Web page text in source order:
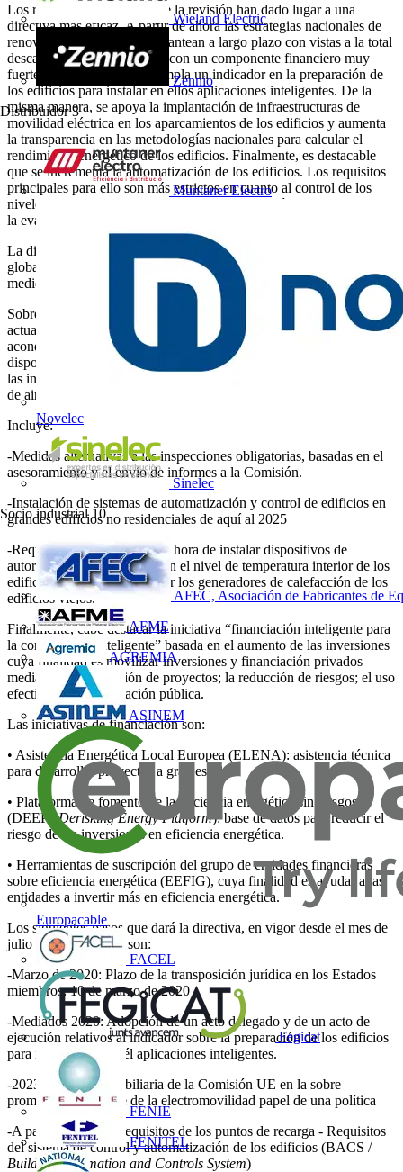
Wieland Electric
Zennio
Distribuidor 3
Muntaner Electro
Novelec
Sinelec
Socio industrial 10
AFEC, Asociación de Fabricantes de
AFME
AGREMIA
ASINEM
Europacable
FACEL
Fegicat
FENIE
FENITEL
Los resultados principales de la revisión han dado lugar a una
directiva más eficaz. A partir de ahora las estrategias nacionales de
renovación de edificios se plantean a largo plazo con vistas a la total
descarbonización en 2050 y con un componente financiero muy
fuerte. Igualmente, se contempla un indicador en la preparación de
los edificios para instalar en ellos aplicaciones inteligentes. De la
misma manera, se apoya la implantación de infraestructuras de
movilidad eléctrica en los aparcamientos de los edificios y aumenta
la transparencia en las metodologías nacionales para calcular el
rendimiento energético de los edificios. Finalmente, es destacable
que se incrementa la automatización de los edificios. Los requisitos
principales para ello son más estrictos en cuanto al control de los
niveles de temperatura interior, a la automatización de los edificios y
la evaluación de las condiciones de funcionamiento más habituales.
La directiva obliga a los Estados miembros a establecer estrategias
globales y una hoja de ruta de aquí al 2030, el 2040 y el 2050 con
medidas e indicadores de los progresos alcanzados.
Sobre la inspección y automatización de edificios quedan
actualizadas las inspecciones de los sistemas de calefacción y de aire
acondicionado (artículos 14 y 15): nuevas disposiciones sobre los
dispositivos de autorregulación (artículo 8, apartado 1). Umbral de
las inspecciones: 70 kW en el caso de los sistemas de calefacción y
de aire acondicionado.
Incluye:
-Medidas alternativas a las inspecciones obligatorias, basadas en el
asesoramiento y el envío de informes a la Comisión.
-Instalación de sistemas de automatización y control de edificios en
grandes edificios no residenciales de aquí al 2025
-Requisitos más estrictos a la hora de instalar dispositivos de
autorregulación que controlen el nivel de temperatura interior de los
edificios nuevos o de sustituir los generadores de calefacción de los
edificios viejos.
Finalmente, cabe destacar la iniciativa “financiación inteligente para
la construcción inteligente” basada en el aumento de las inversiones
cuya finalidad es movilizar inversiones y financiación privados
mediante: la agrupación de proyectos; la reducción de riesgos; el uso
efectivo de la financiación pública.
Las iniciativas de financiación son:
• Asistencia Energética Local Europea (ELENA): asistencia técnica
para desarrollar proyectos a gran escala.
• Plataforma de fomento de la eficiencia energética sin riesgos
(DEEP /Derisking Energy Platform): base de datos para reducir el
riesgo de las inversiones en eficiencia energética.
• Herramientas de suscripción del grupo de entidades financieras
sobre eficiencia energética (EEFIG), cuya finalidad es ayudar a las
entidades a invertir más en eficiencia energética.
Los siguientes pasos que dará la directiva, en vigor desde el mes de
julio del año pasado, son:
-Marzo de 2020: Plazo de la transposición jurídica en los Estados
miembros: 10 de marzo de 2020
-Mediados 2020: Adopción de un acto delegado y de un acto de
ejecución relativos al indicador sobre la preparación de los edificios
para instalar • lar en él aplicaciones inteligentes.
-2023: Informe inmobiliaria de la Comisión UE en la sobre
promoción lo posible de la electromovilidad papel de una política
-A partir del 2025: Requisitos de los puntos de recarga - Requisitos
del sistema de control y automatización de los edificios (BACS /
Building Automation and Controls System)